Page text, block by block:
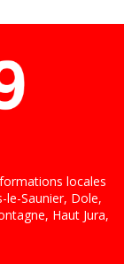
locales
le-Saunier, Dole,
Haut Jura,